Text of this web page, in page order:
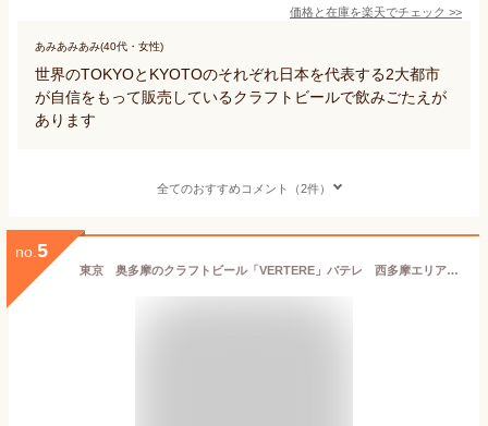
価格と在庫を楽天でチェック >>
あみあみあみ(40代・女性)
世界のTOKYOとKYOTOのそれぞれ日本を代表する2大都市
が自信をもって販売しているクラフトビールで飲みごたえが
あります
全てのおすすめコメント（2件）
no. 5
東京 奥多摩のクラフトビール「VERTERE」バテレ 西多摩エリア限定6本セットErato（エラトー)／Coffea (コフィア)